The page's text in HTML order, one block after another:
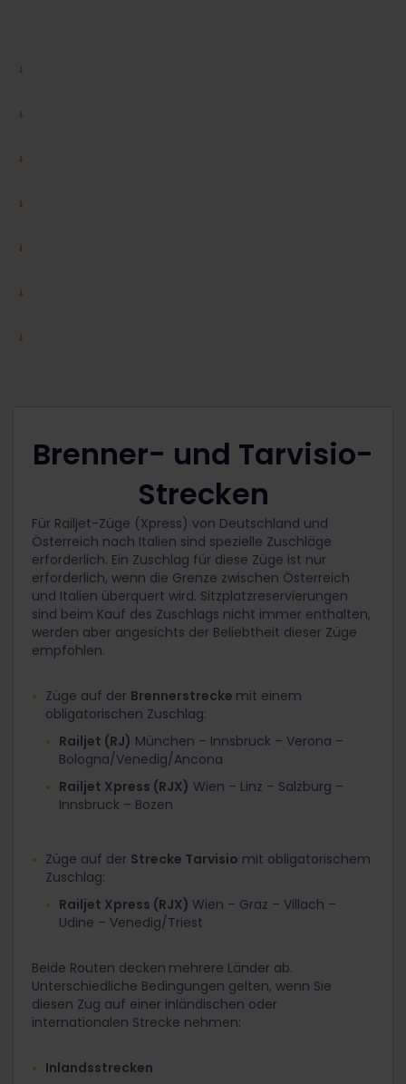
Brenner- und Tarvisio-
Strecken
Für Railjet-Züge (Xpress) von Deutschland und
Österreich nach Italien sind spezielle Zuschläge
erforderlich. Ein Zuschlag für diese Züge ist nur
erforderlich, wenn die Grenze zwischen Österreich
und Italien überquert wird. Sitzplatzreservierungen
sind beim Kauf des Zuschlags nicht immer enthalten,
werden aber angesichts der Beliebtheit dieser Züge
empfohlen.
Züge auf der Brennerstrecke mit einem
obligatorischen Zuschlag:
Railjet (RJ) München – Innsbruck – Verona –
Bologna/Venedig/Ancona
Railjet Xpress (RJX) Wien – Linz – Salzburg –
Innsbruck – Bozen
Züge auf der Strecke Tarvisio mit obligatorischem
Zuschlag:
Railjet Xpress (RJX) Wien – Graz – Villach –
Udine – Venedig/Triest
Beide Routen decken mehrere Länder ab.
Unterschiedliche Bedingungen gelten, wenn Sie
diesen Zug auf einer inländischen oder
internationalen Strecke nehmen:
Inlandsstrecken